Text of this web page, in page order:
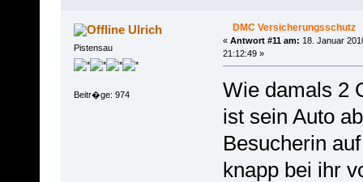
Ulrich
Pistensau
Beitr�ge: 974
DMC Versicherungsschutz
« Antwort #11 am: 18. Januar
21:12:49 »
Wie damals 2
ist sein Auto
Besucherin
knapp bei ihr